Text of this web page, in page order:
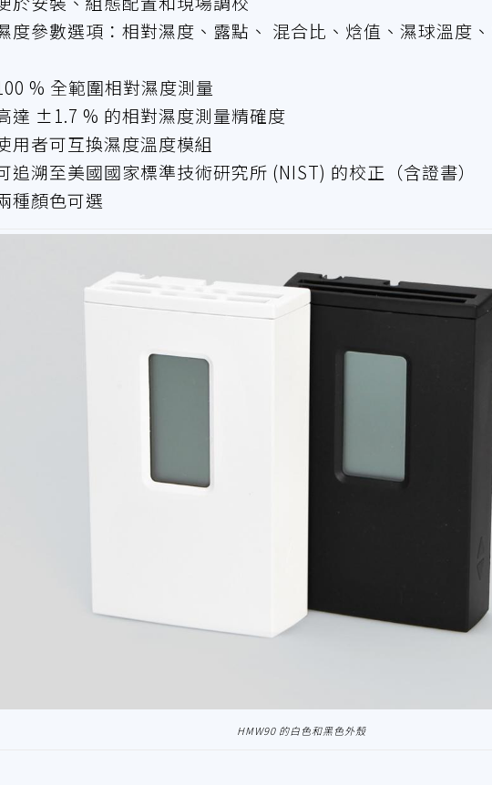
度參數選項：相對濕度、露點、 混合比、焓值、濕球溫度
% 全範圍相對濕度測量
達 ±1.7 % 的相對濕度測量精確度
用者可互換濕度溫度模組
追溯至美國國家標準技術研究所 (NIST) 的校正（含證書）
種顏色可選
HMW90 的白色和黑色外殼